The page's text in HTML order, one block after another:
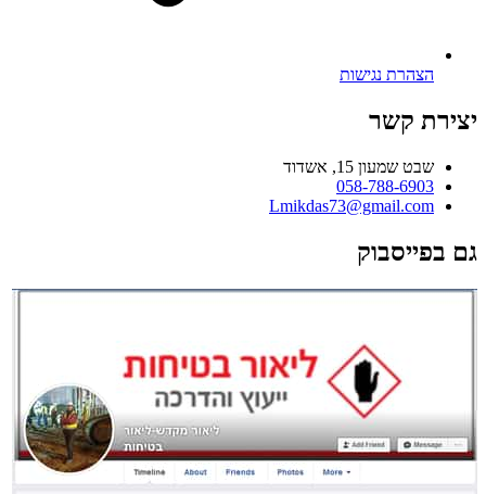
הצהרת נגישות
יצירת קשר
שבט שמעון 15, אשדוד
058-788-6903
Lmikdas73@gmail.com
גם בפייסבוק